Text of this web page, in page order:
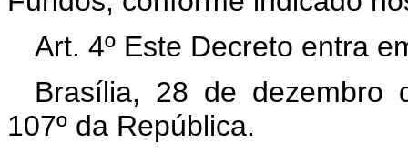
Art. 4º Este Decreto entra
Brasília, 28 de dezembro
107º da República.